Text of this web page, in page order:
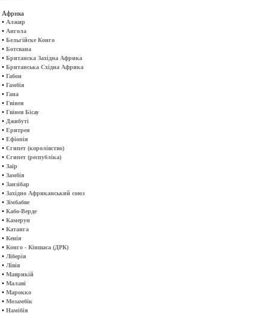
Африка
• Алжир
• Ангола
• Бельгійске Конго
• Ботсвана
• Британска Західна Африка
• Британська Східна Африка
• Габон
• Гамбія
• Гана
• Гвінея
• Гвінея Бісау
• Джибуті
• Еритрея
• Ефіопія
• Єгипет (королівство)
• Єгипет (республіка)
• Заїр
• Замбія
• Занзібар
• Західно Африканський союз
• Зімбабве
• Кабо-Верде
• Камерун
• Катанга
• Кенія
• Конго - Кіншаса (ДРК)
• Ліберія
• Лівія
• Маврикій
• Малаві
• Марокко
• Мозамбік
• Намібія